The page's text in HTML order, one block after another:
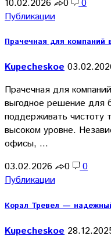
10.02.2026 0
0
Публикации
Прачечная для компаний
Kupecheskoe
Прачечная для
выгодное решение для
поддерживать чистоту
высоком уровне.
офисы, …
03.02.2026
0
0
Публикации
Корал Тревел —
Kupecheskoe